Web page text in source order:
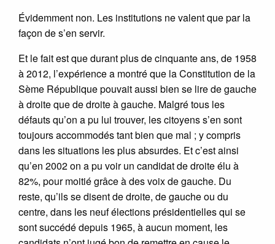
Évidemment non. Les institutions ne valent que par la
façon de s’en servir.
Et le fait est que durant plus de cinquante ans, de 1958
à 2012, l’expérience a montré que la Constitution de la
Sème République pouvait aussi bien se lire de gauche
à droite que de droite à gauche. Malgré tous les
défauts qu’on a pu lui trouver, les citoyens s’en sont
toujours accommodés tant bien que mal ; y compris
dans les situations les plus absurdes. Et c’est ainsi
qu’en 2002 on a pu voir un candidat de droite élu à
82%, pour moitié grâce à des voix de gauche. Du
reste, qu’ils se disent de droite, de gauche ou du
centre, dans les neuf élections présidentielles qui se
sont succédé depuis 1965, à aucun moment, les